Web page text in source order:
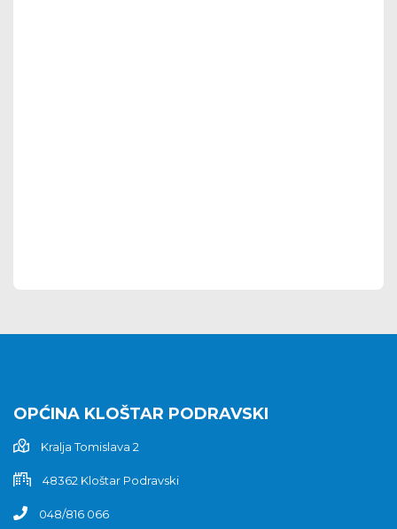
OPĆINA KLOŠTAR PODRAVSKI
Kralja Tomislava 2
48362 Kloštar Podravski
048/816 066